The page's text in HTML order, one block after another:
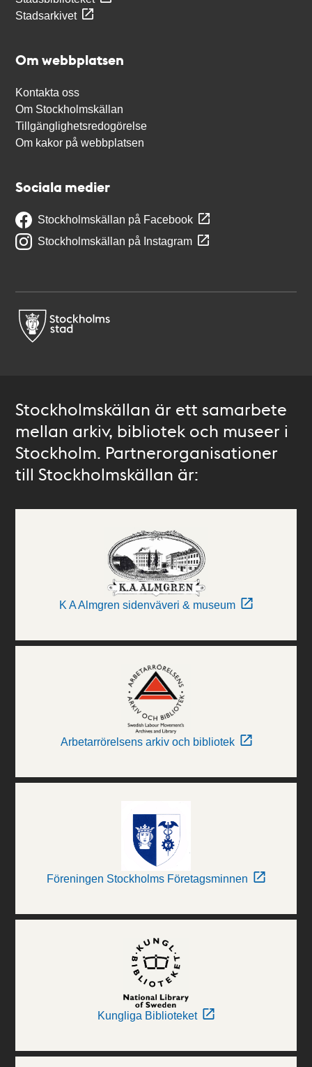
Stadsarkivet
Om webbplatsen
Kontakta oss
Om Stockholmskällan
Tillgänglighetsredogörelse
Om kakor på webbplatsen
Sociala medier
Stockholmskällan på Facebook
Stockholmskällan på Instagram
Stockholmskällan är ett samarbete
mellan arkiv, bibliotek och museer i
Stockholm. Partnerorganisationer
till Stockholmskällan är:
K A Almgren sidenväveri & museum
Arbetarrörelsens arkiv och bibliotek
Föreningen Stockholms Företagsminnen
Kungliga Biblioteket